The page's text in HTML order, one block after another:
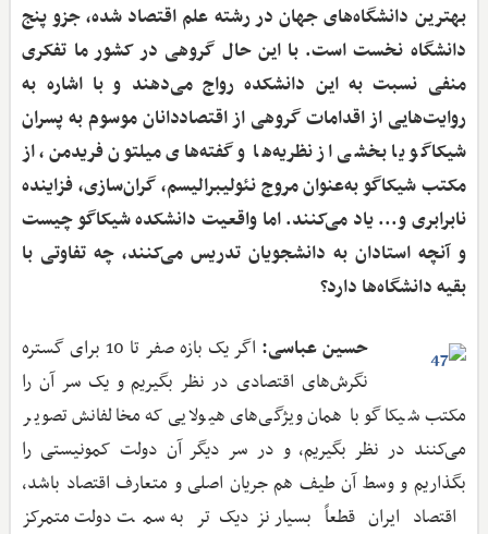
بهترین دانشگاه‌های جهان در رشته علم اقتصاد شده، جزو پنج
دانشگاه نخست است. با این حال گروهی در کشور ما تفکری
منفی نسبت به این دانشکده رواج می‌دهند و با اشاره به
روایت‌هایی از اقدامات گروهی از اقتصاددانان موسوم به پسران
شیکاگو یا بخشی از نظریه‌ها و گفته‌های میلتون فریدمن، از
مکتب شیکاگو به‌عنوان مروج نئولیبرالیسم، گران‌سازی، فزاینده
نابرابری و... یاد می‌کنند. اما واقعیت دانشکده شیکاگو چیست
و آنچه استادان به دانشجویان تدریس می‌کنند، چه تفاوتی با
بقیه دانشگاه‌ها دارد؟
حسین عباسی:
اگر یک بازه صفر تا 10 برای گستره
نگرش‌های اقتصادی در نظر بگیریم و یک سر آن را
مکتب شیکاگو با همان ویژگی‌های هیولایی که مخالفانش تصویر
می‌کنند در نظر بگیریم،‌ و در سر دیگر آن دولت کمونیستی را
بگذاریم و وسط آن طیف هم جریان اصلی و متعارف اقتصاد باشد،
اقتصاد ایران قطعاً بسیار نزدیک‌تر به سمت دولت متمرکز